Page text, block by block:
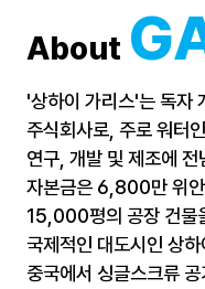
About
'상하이 가리스'는 독자
주식회사로, 주로 워터
연구, 개발 및 제조에
자본금은 6,800만 위
15,000평의 공장 건물
국제적인 대도시인 상
중국에서 싱글스크류